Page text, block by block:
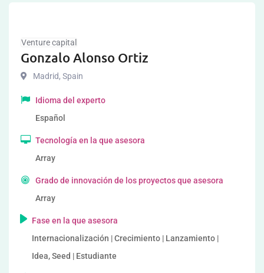
Venture capital
Gonzalo Alonso Ortiz
Madrid, Spain
Idioma del experto
Español
Tecnología en la que asesora
Array
Grado de innovación de los proyectos que asesora
Array
Fase en la que asesora
Internacionalización | Crecimiento | Lanzamiento |
Idea, Seed | Estudiante